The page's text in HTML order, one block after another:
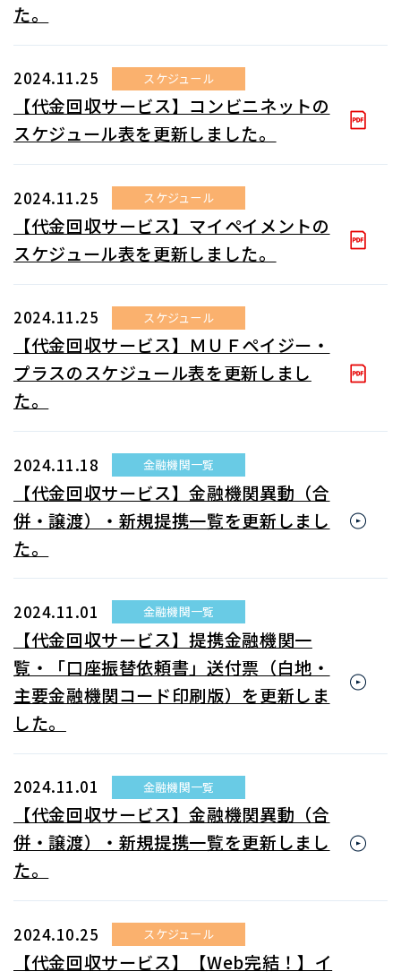
た。
2024.11.25 スケジュール
【代金回収サービス】コンビニネットの
スケジュール表を更新しました。
2024.11.25 スケジュール
【代金回収サービス】マイペイメントの
スケジュール表を更新しました。
2024.11.25 スケジュール
【代金回収サービス】ＭＵＦペイジー・
プラスのスケジュール表を更新しまし
た。
2024.11.18 金融機関一覧
【代金回収サービス】金融機関異動（合
併・譲渡）・新規提携一覧を更新しまし
た。
2024.11.01 金融機関一覧
【代金回収サービス】提携金融機関一
覧・「口座振替依頼書」送付票（白地・
主要金融機関コード印刷版）を更新しま
した。
2024.11.01 金融機関一覧
【代金回収サービス】金融機関異動（合
併・譲渡）・新規提携一覧を更新しまし
た。
2024.10.25 スケジュール
【代金回収サービス】【Web完結！】イ